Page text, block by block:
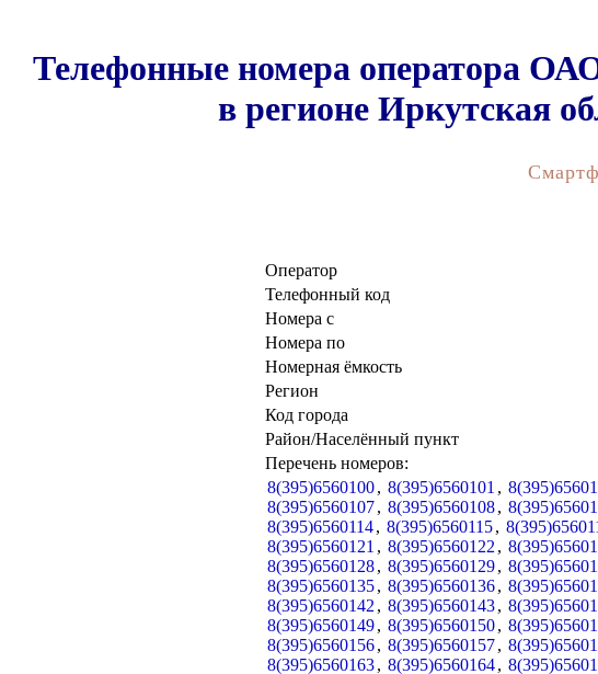
Телефонные номера оператора
в регионе Иркутская
Оператор
Телефонный код
Номера с
Номера по
Номерная ёмкость
Регион
Код города
Район/Населённый пункт
Перечень номеров:
8(395)6560100, 8(395)6560101 ,
8(395)6560107, 8(395)6560108,
8(395)6560114, 8(395)6560115,
8(395)6560121 , 8(395)6560122 ,
8(395)6560128, 8(395)6560129,
8(395)6560135, 8(395)6560136,
8(395)6560142 , 8(395)6560143,
8(395)6560149, 8(395)6560150,
8(395)6560156, 8(395)6560157,
8(395)6560163, 8(395)6560164,